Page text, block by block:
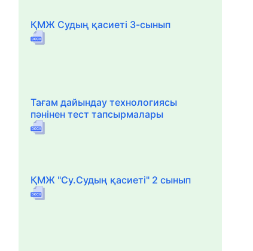
ҚМЖ Судың қасиеті 3-сынып
Тағам дайындау технологиясы
пәнінен тест тапсырмалары
ҚМЖ "Су.Судың қасиеті" 2 сынып